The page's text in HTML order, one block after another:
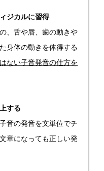
ジカルに習得
、舌や唇、歯の動きや
身体の動きを体得する
ない子音発音の仕方を
する
音の発音を文単位でチ
章になっても正しい発